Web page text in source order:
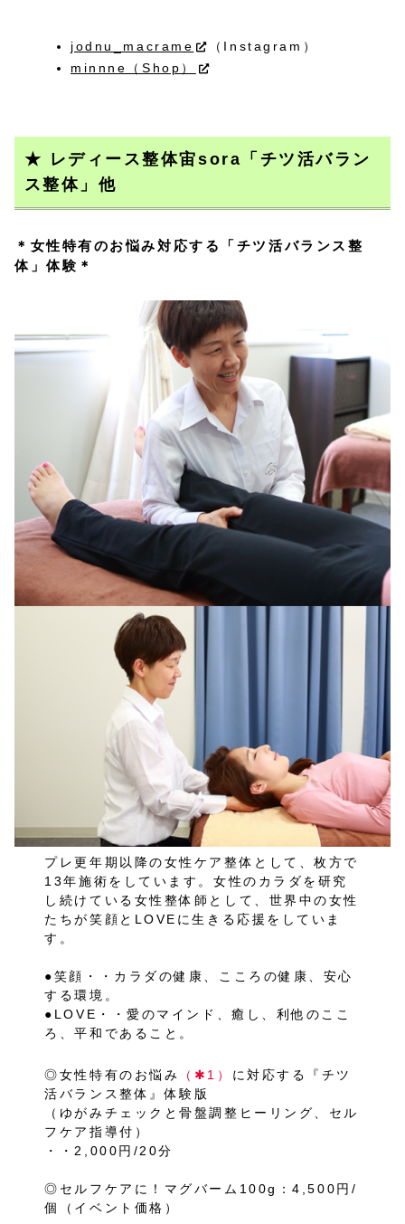
jodnu_macrame
（Instagram）
minnne（Shop）
★ レディース整体宙sora「チツ活バラン
ス整体」他
＊女性特有のお悩み対応する「チツ活バランス整
体」体験＊
プレ更年期以降の女性ケア整体として、枚方で
13年施術をしています。女性のカラダを研究
し続けている女性整体師として、世界中の女性
たちが笑顔とLOVEに生きる応援をしていま
す。
●笑顔・・カラダの健康、こころの健康、安心
する環境。
●LOVE・・愛のマインド、癒し、利他のここ
ろ、平和であること。
◎女性特有のお悩み （✱1） に対応する『チツ
活バランス整体』体験版
（ゆがみチェックと骨盤調整ヒーリング、セル
フケア指導付）
・・2,000円/20分
◎セルフケアに！マグバーム100g：4,500円/
個（イベント価格）